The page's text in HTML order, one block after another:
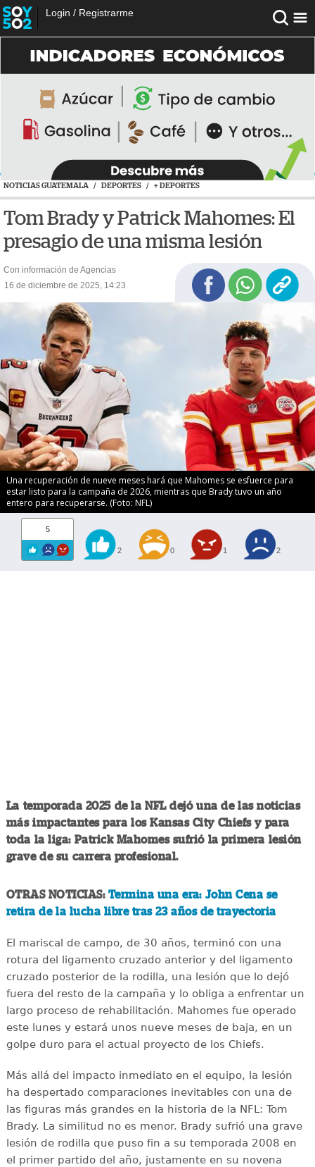
Login / Registrarme
NOTICIAS GUATEMALA / DEPORTES / + DEPORTES
Tom Brady y Patrick Mahomes: El
presagio de una misma lesión
Con información de Agencias
16 de diciembre de 2025, 14:23
Una recuperación de nueve meses hará que Mahomes se esfuerce para
estar listo para la campaña de 2026, mientras que Brady tuvo un año
entero para recuperarse. (Foto: NFL)
5
2 0 1 2
La temporada 2025 de la NFL dejó una de las noticias
más impactantes para los Kansas City Chiefs y para
toda la liga: Patrick Mahomes sufrió la primera lesión
grave de su carrera profesional.
OTRAS NOTICIAS: Termina una era: John Cena se
retira de la lucha libre tras 23 años de trayectoria
El mariscal de campo, de 30 años, terminó con una
rotura del ligamento cruzado anterior y del ligamento
cruzado posterior de la rodilla, una lesión que lo dejó
fuera del resto de la campaña y lo obliga a enfrentar un
largo proceso de rehabilitación. Mahomes fue operado
este lunes y estará unos nueve meses de baja, en un
golpe duro para el actual proyecto de los Chiefs.
Más allá del impacto inmediato en el equipo, la lesión
ha despertado comparaciones inevitables con una de
las figuras más grandes en la historia de la NFL: Tom
Brady. La similitud no es menor. Brady sufrió una grave
lesión de rodilla que puso fin a su temporada 2008 en
el primer partido del año, justamente en su novena